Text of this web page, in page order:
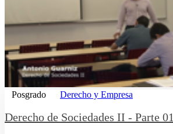
Posgrado Derecho y Empresa
Derecho de Sociedades II - Parte 01